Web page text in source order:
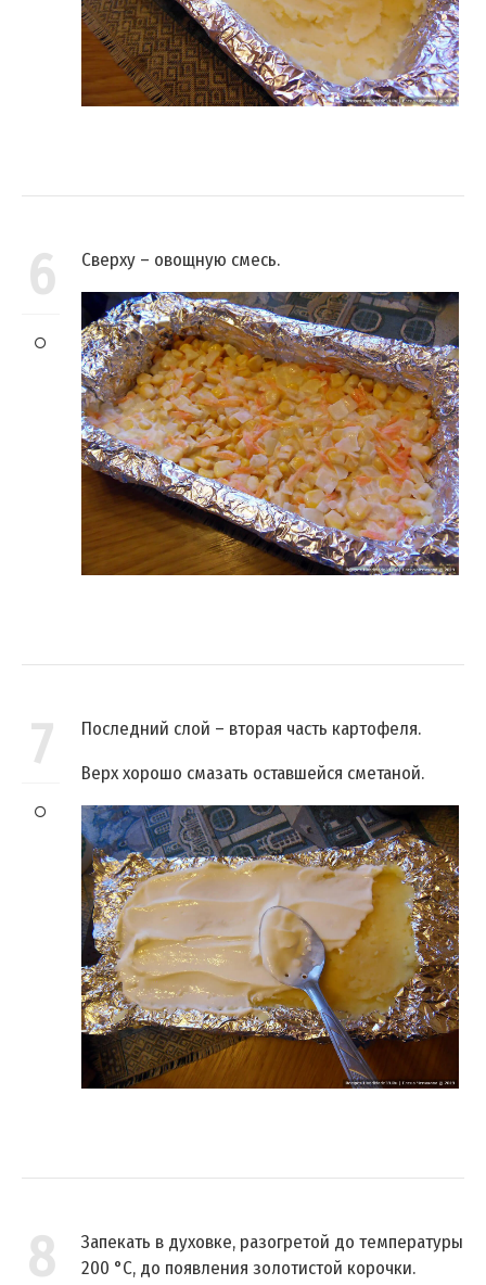
6 Сверху – овощную смесь.
7
Последний слой – вторая часть картофеля.
Верх хорошо смазать оставшейся сметаной.
8
Запекать в духовке, разогретой до температуры
200 °C, до появления золотистой корочки.